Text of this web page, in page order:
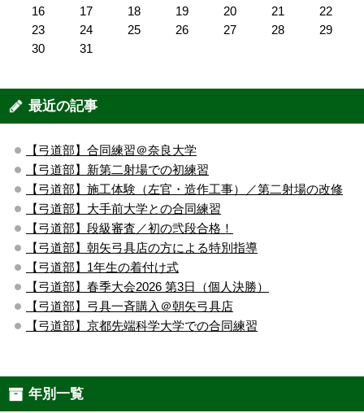
16
17 18 19 20 21
22
23
24 25 26 27 28
29
30
31
最近の記事
【弓道部】合同練習＠奈良大学
【弓道部】新第二射場での初練習
【弓道部】施工体験（左官・造作工事）／第二射場の改修
【弓道部】大手前大学との合同練習
【弓道部】段級審査／初の弐段合格！
【弓道部】朝矢弓具店の方による特別指導
【弓道部】1年生の着付け式
【弓道部】春季大会2026 第3日（個人決勝）
【弓道部】弓具一斉購入＠朝矢弓具店
【弓道部】京都先端科学大学での合同練習
年別一覧